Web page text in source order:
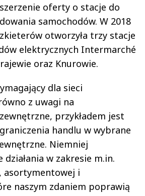
oferty o stacje do
samochodów. W 2018
otworzyła trzy stacje
elektrycznych Intermarché
oraz Knurowie.
dla sieci
z uwagi na
przykładem jest
handlu w wybrane
Niemniej
w zakresie m.in.
asortymentowej i
naszym zdaniem poprawią